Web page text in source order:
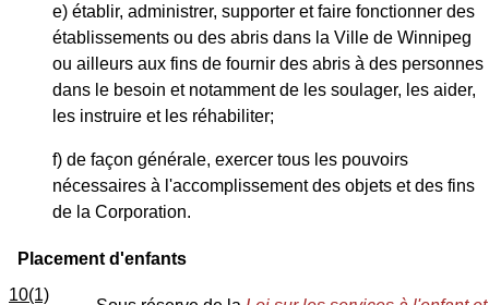
e) établir, administrer, supporter et faire fonctionner des
établissements ou des abris dans la Ville de Winnipeg
ou ailleurs aux fins de fournir des abris à des personnes
dans le besoin et notamment de les soulager, les aider,
les instruire et les réhabiliter;
f) de façon générale, exercer tous les pouvoirs
nécessaires à l'accomplissement des objets et des fins
de la Corporation.
Placement d'enfants
10(1)